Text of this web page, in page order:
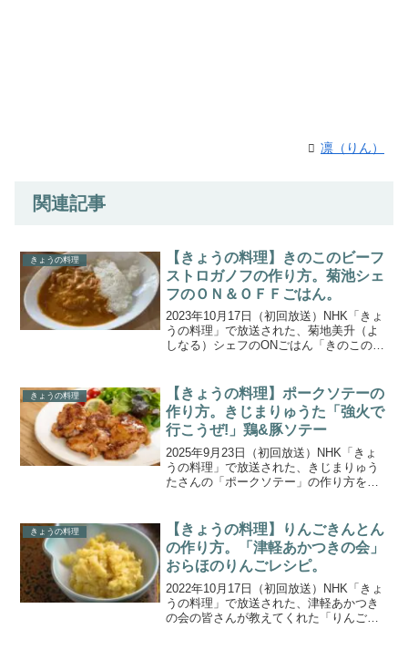
凛（りん）
関連記事
きょうの料理
【きょうの料理】きのこのビーフ
ストロガノフの作り方。菊池シェ
フのＯＮ＆ＯＦＦごはん。
2023年10月17日（初回放送）NHK「きょ
うの料理」で放送された、菊地美升（よ
しなる）シェフのONごはん「きのこのビ
「プロの味」と気取らない「ふだんの
味」を直伝するシ...
きょうの料理
【きょうの料理】ポークソテーの
作り方。きじまりゅうた「強火で
行こうぜ!」鶏&豚ソテー
2025年9月23日（初回放送）NHK「きょ
うの料理」で放送された、きじまりゅう
たさんの「ポークソテー」の作り方をご
豚ソテー。きじまりゅうたさんが、食欲
の秋にピッ...
きょうの料理
【きょうの料理】りんごきんとん
の作り方。「津軽あかつきの会」
おらほのりんごレシピ。
2022年10月17日（初回放送）NHK「きょ
うの料理」で放送された、津軽あかつき
の会の皆さんが教えてくれた「りんごき